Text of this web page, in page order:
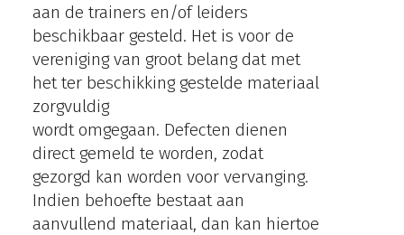
aan de trainers en/of leiders
beschikbaar gesteld. Het is voor de
vereniging van groot belang dat met
het ter beschikking gestelde materiaal
zorgvuldig
wordt omgegaan. Defecten dienen
direct gemeld te worden, zodat
gezorgd kan worden voor vervanging.
Indien behoefte bestaat aan
aanvullend materiaal, dan kan hiertoe